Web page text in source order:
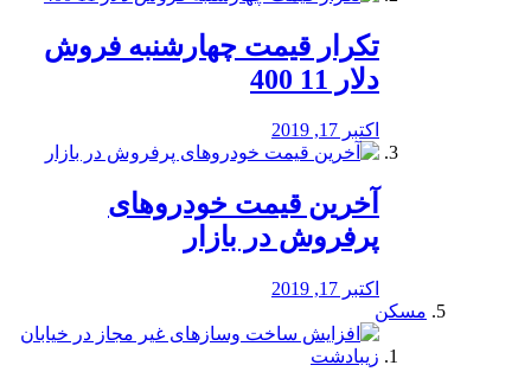
تکرار قیمت چهارشنبه فروش
دلار 11 400
اکتبر 17, 2019
آخرین قیمت خودرو‌های
پرفروش در بازار
اکتبر 17, 2019
مسکن